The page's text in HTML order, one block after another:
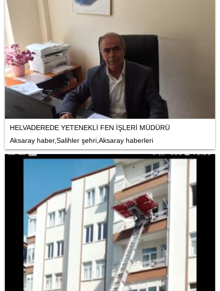
HELVADEREDE YETENEKLİ FEN İŞLERİ MÜDÜRÜ
Aksaray haber,Salihler şehri,Aksaray haberleri